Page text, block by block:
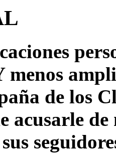
menos
de los
acusarle